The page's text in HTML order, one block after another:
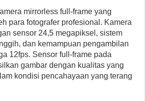
mirrorless full-frame yang
para fotografer profesional. Kamera
sensor 24,5 megapiksel, sistem
dan kemampuan pengambilan
12fps. Sensor full-frame pada
gambar dengan kualitas yang
kondisi pencahayaan yang terang